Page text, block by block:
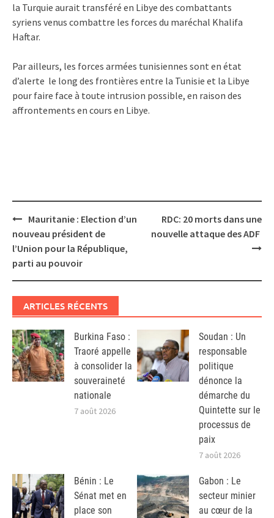
la Turquie aurait transféré en Libye des combattants
syriens venus combattre les forces du maréchal Khalifa
Haftar.
Par ailleurs, les forces armées tunisiennes sont en état
d’alerte le long des frontières entre la Tunisie et la Libye
pour faire face à toute intrusion possible, en raison des
affrontements en cours en Libye.
Post
navigation
Mauritanie : Election d’un
nouveau président de
l’Union pour la République,
parti au pouvoir
RDC: 20 morts dans une
nouvelle attaque des ADF
ARTICLES RÉCENTS
Burkina Faso :
Traoré appelle
à consolider la
souveraineté
nationale
7 août 2026
Soudan : Un
responsable
politique
dénonce la
démarche du
Quintette sur le
processus de
paix
7 août 2026
Bénin : Le
Sénat met en
place son
Gabon : Le
secteur minier
au cœur de la